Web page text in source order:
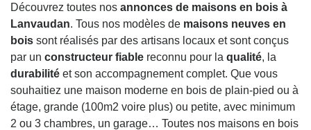
Découvrez toutes nos annonces de maisons en bois à
Lanvaudan. Tous nos modèles de maisons neuves en
bois sont réalisés par des artisans locaux et sont conçus
par un constructeur fiable reconnu pour la qualité, la
durabilité et son accompagnement complet. Que vous
souhaitiez une maison moderne en bois de plain-pied ou à
étage, grande (100m2 voire plus) ou petite, avec minimum
2 ou 3 chambres, un garage… Toutes nos maisons en bois